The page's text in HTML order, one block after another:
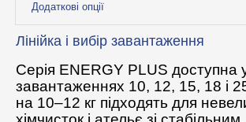
Додаткові опції
Лінійка і вибір завантаження
Серія ENERGY PLUS доступна
завантаженнях 10, 12, 15, 18 і
на 10–12 кг підходять для